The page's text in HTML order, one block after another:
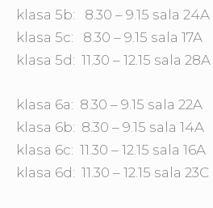
klasa 5b: 8.30 – 9.15 sala 24A
klasa 5c: 8.30 – 9.15 sala 17A
klasa 5d: 11.30 – 12.15 sala 28A
klasa 6a: 8.30 – 9.15 sala 22A
klasa 6b: 8.30 – 9.15 sala 14A
klasa 6c: 11.30 – 12.15 sala 16A
klasa 6d: 11.30 – 12.15 sala 23C